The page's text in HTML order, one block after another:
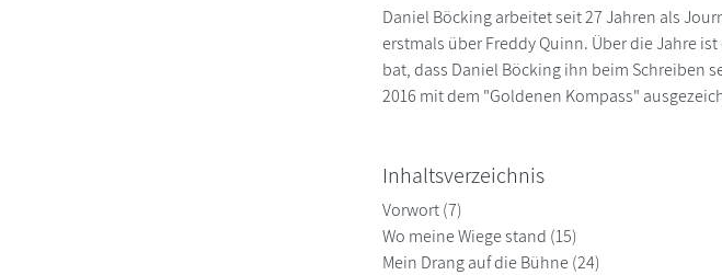
Daniel Böcking arbeitet seit 27 Jahren als
erstmals über Freddy Quinn. Über die Jahre
bat, dass Daniel Böcking ihn beim Schreiben
2016 mit dem "Goldenen Kompass"
Inhaltsverzeichnis
Vorwort (7)
Wo meine Wiege stand (15)
Mein Drang auf die Bühne (24)